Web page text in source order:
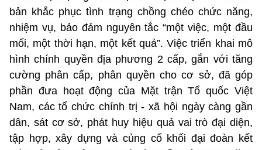
bản khắc phục tình trạng chồng chéo chức năng,
nhiệm vụ, bảo đảm nguyên tắc “một việc, một đầu
mối, một thời hạn, một kết quả”. Việc triển khai mô
hình chính quyền địa phương 2 cấp, gắn với tăng
cường phân cấp, phân quyền cho cơ sở, đã góp
phần đưa hoạt động của Mặt trận Tổ quốc Việt
Nam, các tổ chức chính trị - xã hội ngày càng gần
dân, sát cơ sở, phát huy hiệu quả vai trò đại diện,
tập hợp, xây dựng và củng cố khối đại đoàn kết